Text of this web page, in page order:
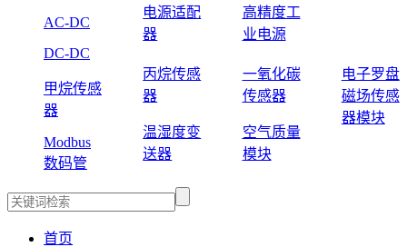
AC-DC
DC-DC
电源适配
器
高精度工
业电源
甲烷传感
器
Modbus
数码管
丙烷传感
器
温湿度变
送器
一氧化碳
传感器
空气质量
模块
电子罗盘
磁场传感
器模块
首页